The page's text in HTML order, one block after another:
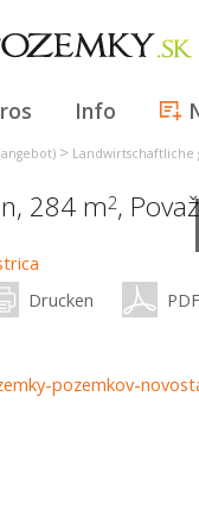
Info
> Landwirtschaftliche
284 m2,
Drucken PDF